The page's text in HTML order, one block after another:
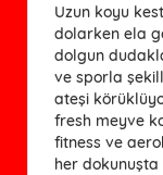
Uzun koyu
dolarken ela
dolgun
ve sporla
ateşi
fresh meyve
fitness ve
her